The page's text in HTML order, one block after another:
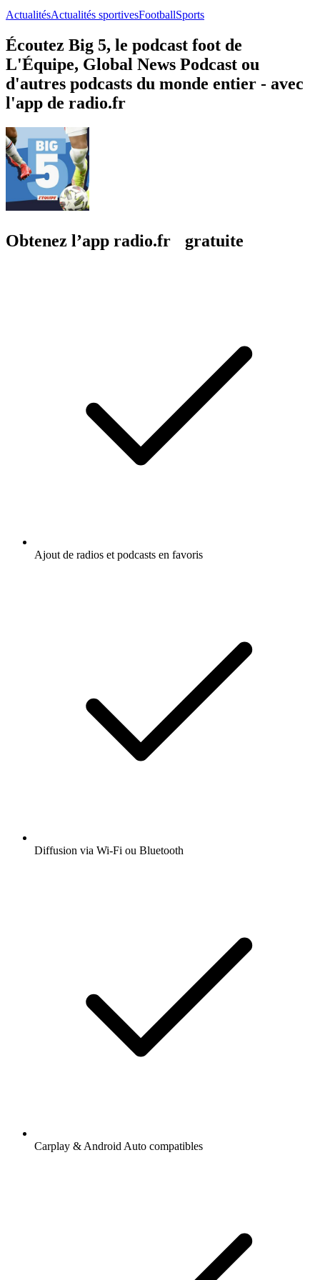
ActualitésActualités sportivesFootballSports
Écoutez Big 5, le podcast foot de
L'Équipe, Global News Podcast ou
d'autres podcasts du monde entier - avec
l'app de radio.fr
Obtenez l’app radio.fr gratuite
Ajout de radios et podcasts en favoris
Diffusion via Wi-Fi ou Bluetooth
Carplay & Android Auto compatibles